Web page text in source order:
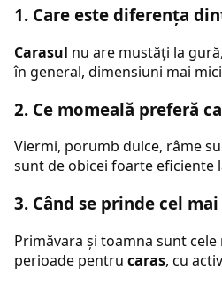
1. Care este diferența
Carasul nu are mustăți la
în general, dimensiuni mai
2. Ce momeală preferă
Viermi, porumb dulce, râme
sunt de obicei foarte eficiente
3. Când se prinde cel
Primăvara și toamna sunt
perioade pentru caras, cu